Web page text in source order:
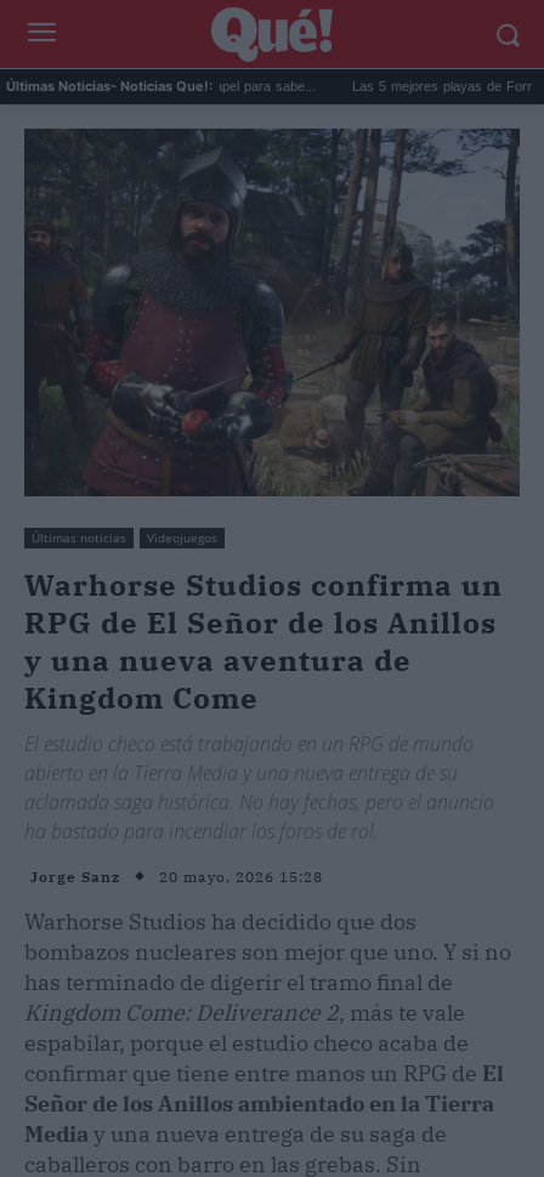
Últimas Noticias- Noticias Que!:
la nevera: el truco del papel para sabe... Las 5 mejores playas de Formentera
Últimas noticias Videojuegos
Warhorse Studios confirma un
RPG de El Señor de los Anillos
y una nueva aventura de
Kingdom Come
El estudio checo está trabajando en un RPG de mundo
abierto en la Tierra Media y una nueva entrega de su
aclamada saga histórica. No hay fechas, pero el anuncio
ha bastado para incendiar los foros de rol.
Jorge Sanz 20 mayo, 2026 15:28
Warhorse Studios ha decidido que dos
bombazos nucleares son mejor que uno. Y si no
has terminado de digerir el tramo final de
Kingdom Come: Deliverance 2, más te vale
espabilar, porque el estudio checo acaba de
confirmar que tiene entre manos un RPG de El
Señor de los Anillos ambientado en la Tierra
Media y una nueva entrega de su saga de
caballeros con barro en las grebas. Sin